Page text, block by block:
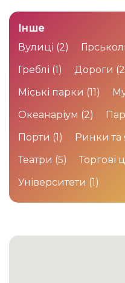
Інше
Вулиці (2)
Греблі (1) Дороги
Міські парки (11)
Океанаріум (2)
Порти (1) Ринки
Театри (5) Торгові
Університети (1)